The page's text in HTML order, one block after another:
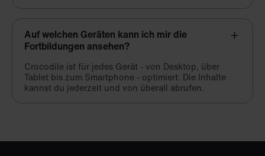
Auf welchen Geräten kann ich mir die
Fortbildungen ansehen?
Crocodile ist für jedes Gerät - von Desktop, über
Tablet bis zum Smartphone - optimiert. Die Inhalte
kannst du jederzeit und von überall abrufen.